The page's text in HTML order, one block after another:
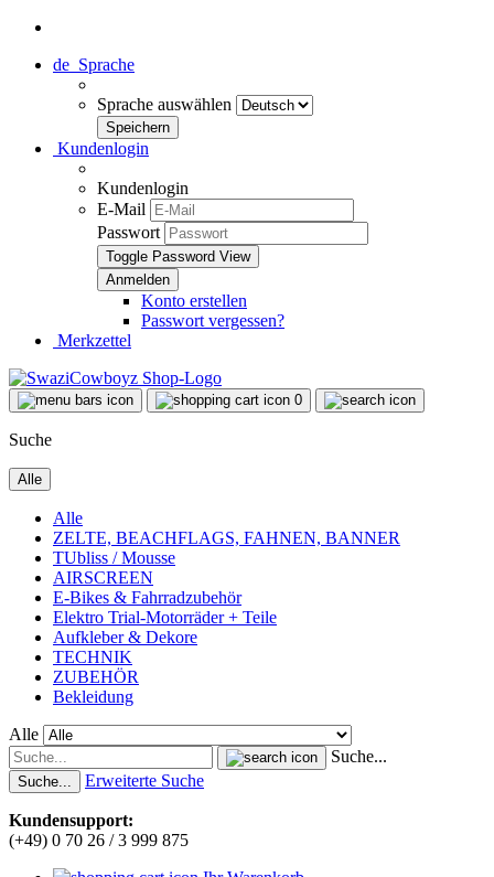
de Sprache
Sprache auswählen
Kundenlogin
Kundenlogin
E-Mail
Passwort
Toggle Password View
Konto erstellen
Passwort vergessen?
Merkzettel
0
Suche
Alle
Alle
ZELTE, BEACHFLAGS, FAHNEN, BANNER
TUbliss / Mousse
AIRSCREEN
E-Bikes & Fahrradzubehör
Elektro Trial-Motorräder + Teile
Aufkleber & Dekore
TECHNIK
ZUBEHÖR
Bekleidung
Alle
Suche...
Suche... Erweiterte Suche
Kundensupport:
(+49) 0 70 26 / 3 999 875